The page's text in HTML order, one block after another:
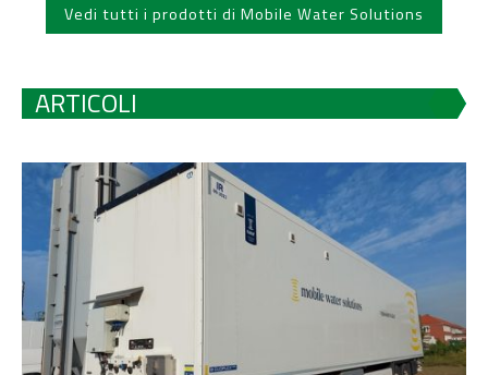
Vedi tutti i prodotti di Mobile Water Solutions
ARTICOLI